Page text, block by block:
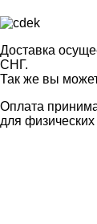
Доставка
СНГ.
Так же вы
Оплата
для